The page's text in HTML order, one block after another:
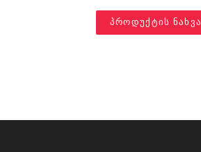
პროდუქტის ნახვა